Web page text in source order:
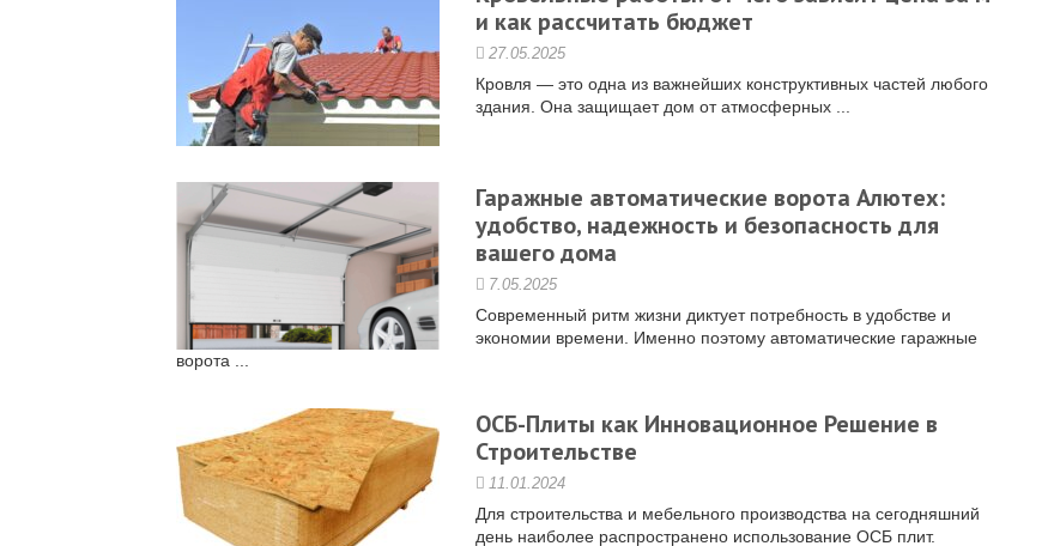
и как рассчитать бюджет
27.05.2025
Кровля — это одна из важнейших конструктивных частей любого
здания. Она защищает дом от атмосферных ...
Гаражные автоматические ворота Алютех:
удобство, надежность и безопасность для
вашего дома
7.05.2025
Современный ритм жизни диктует потребность в удобстве и
экономии времени. Именно поэтому автоматические гаражные
ворота ...
ОСБ-Плиты как Инновационное Решение в
Строительстве
11.01.2024
Для строительства и мебельного производства на сегодняшний
день наиболее распространено использование ОСБ плит.